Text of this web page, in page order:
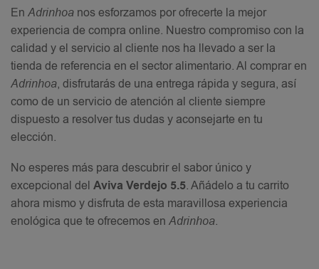
En Adrinhoa nos esforzamos por ofrecerte la mejor
experiencia de compra online. Nuestro compromiso con la
calidad y el servicio al cliente nos ha llevado a ser la
tienda de referencia en el sector alimentario. Al comprar en
Adrinhoa, disfrutarás de una entrega rápida y segura, así
como de un servicio de atención al cliente siempre
dispuesto a resolver tus dudas y aconsejarte en tu
elección.
No esperes más para descubrir el sabor único y
excepcional del Aviva Verdejo 5.5. Añádelo a tu carrito
ahora mismo y disfruta de esta maravillosa experiencia
enológica que te ofrecemos en Adrinhoa.